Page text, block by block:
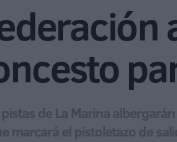
de La Marina
marcará el pistoletazo de